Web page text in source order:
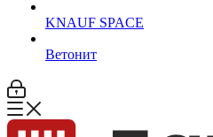
KNAUF SPACE
Ветонит